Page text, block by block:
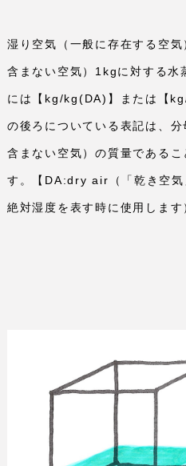
湿り空気（一般に存在する空
含まない空気） 1kgに対する水
には【 kg/kg(DA) 】または【
の後ろについている表記は、分
含まない空気）の質量である
す。【 DA:dry air （「乾き空
絶対湿度を表す時に使用します